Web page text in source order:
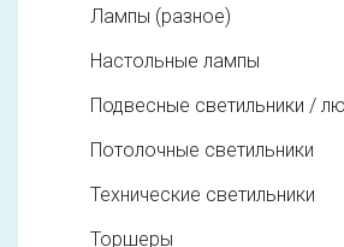
Лампы (разное)
Настольные лампы
Подвесные светильники /
Потолочные светильники
Технические светильники
Торшеры